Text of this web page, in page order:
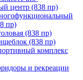
центр (838 пр)
пр)
(838 пр)
(838 пр)
комплекс
и рекреации